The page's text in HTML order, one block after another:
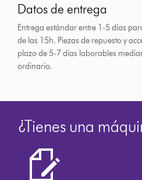
Datos de entrega
Entrega estándar entre 1-5 días
de las 15h. Piezas de repuesto y
plazo de 5-7 días laborables
ordinario.
¿Tienes una